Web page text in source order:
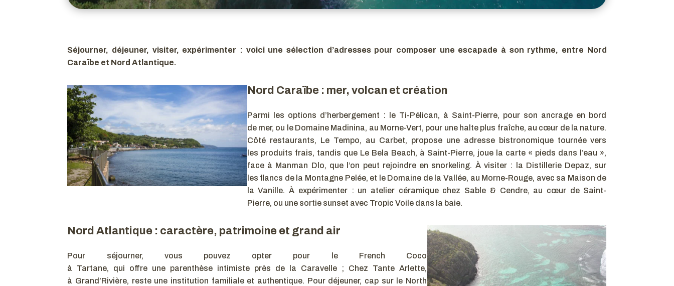
Séjourner, déjeuner, visiter, expérimenter : voici une sélection d’adresses pour composer une escapade à son rythme, entre Nord
Caraïbe et Nord Atlantique.
Nord Caraïbe : mer, volcan et création
Parmi les options d’herbergement : le Ti-Pélican, à Saint-Pierre, pour son ancrage en bord
de mer, ou le Domaine Madinina, au Morne-Vert, pour une halte plus fraîche, au cœur de la nature.
Côté restaurants, Le Tempo, au Carbet, propose une adresse bistronomique tournée vers
les produits frais, tandis que Le Bela Beach, à Saint-Pierre, joue la carte « pieds dans l’eau »,
face à Manman Dlo, que l’on peut rejoindre en snorkeling. À visiter : la Distillerie Depaz, sur
les flancs de la Montagne Pelée, et le Domaine de la Vallée, au Morne-Rouge, avec sa Maison de
la Vanille. À expérimenter : un atelier céramique chez Sable & Cendre, au cœur de Saint-
Pierre, ou une sortie sunset avec Tropic Voile dans la baie.
Nord Atlantique : caractère, patrimoine et grand air
Pour séjourner, vous pouvez opter pour le French Coco
à Tartane, qui offre une parenthèse intimiste près de la Caravelle ; Chez Tante Arlette,
à Grand’Rivière, reste une institution familiale et authentique. Pour déjeuner, cap sur le North